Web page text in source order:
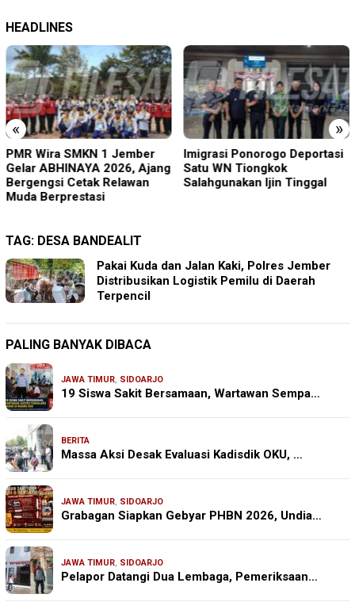
HEADLINES
« »
PMR Wira SMKN 1 Jember
Gelar ABHINAYA 2026, Ajang
Bergengsi Cetak Relawan
Muda Berprestasi
Imigrasi Ponorogo Deportasi
Satu WN Tiongkok
Salahgunakan Ijin Tinggal
TAG: DESA BANDEALIT
Pakai Kuda dan Jalan Kaki, Polres Jember
Distribusikan Logistik Pemilu di Daerah
Terpencil
PALING BANYAK DIBACA
JAWA TIMUR, SIDOARJO
19 Siswa Sakit Bersamaan, Wartawan Sempa…
BERITA
Massa Aksi Desak Evaluasi Kadisdik OKU, …
JAWA TIMUR, SIDOARJO
Grabagan Siapkan Gebyar PHBN 2026, Undia…
JAWA TIMUR, SIDOARJO
Pelapor Datangi Dua Lembaga, Pemeriksaan…